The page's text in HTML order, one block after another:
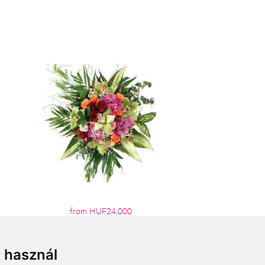
from HUF24,000